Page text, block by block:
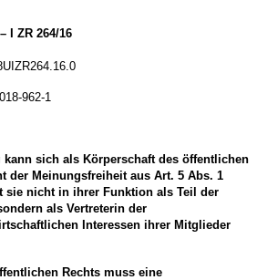
– I ZR 264/16
962-1
kann sich als Körperschaft des öffentlichen
der Meinungsfreiheit aus Art. 5 Abs. 1
sie nicht in ihrer Funktion als Teil der
als Vertreterin der
Interessen ihrer Mitglieder
Rechts muss eine